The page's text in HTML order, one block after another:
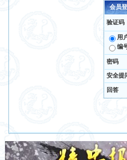
会员
验证码
用
编
密码
安全提
回答